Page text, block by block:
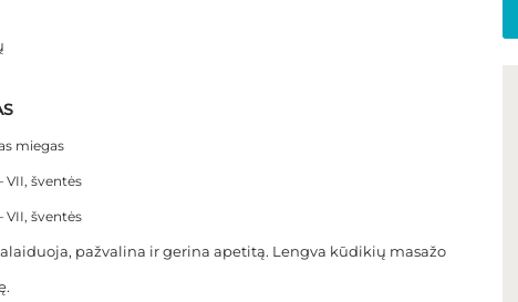
miegas
šventės
šventės
pažvalina ir gerina apetitą. Lengva kūdikių masažo